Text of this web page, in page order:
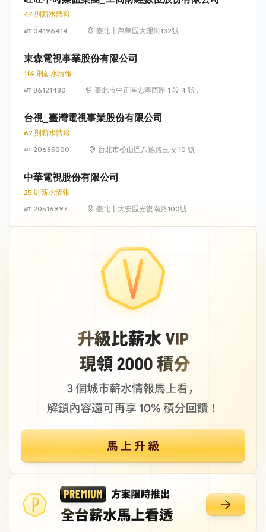
47 則薪水情報
04196414
臺北市萬華區大理街132號
東森電視事業股份有限公司
114 則薪水情報
86121480
臺北市中正區忠孝西路 1 段 4 號 12
台視_臺灣電視事業股份有限公司
62 則薪水情報
20685000
台北市松山區八德路三段 10 號
中華電視股份有限公司
25 則薪水情報
20516997
臺北市大安區光復南路100號